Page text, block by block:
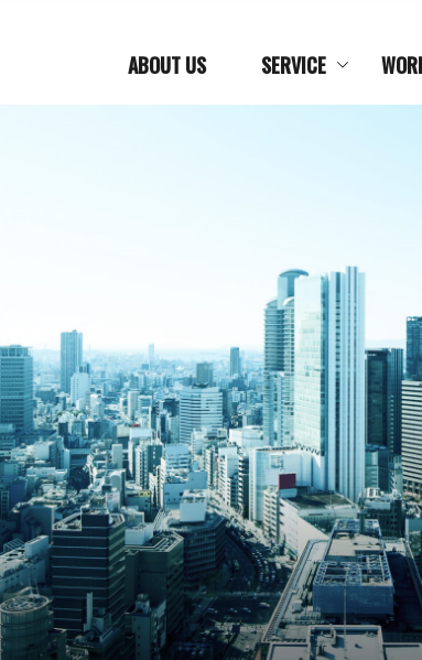
ABOUT US SERVICE